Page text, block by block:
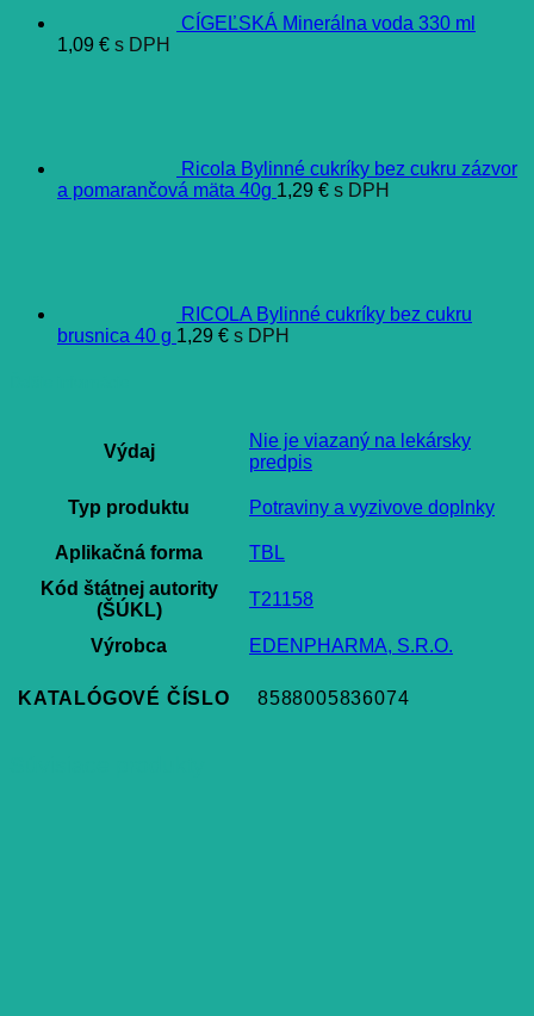
CÍGEĽSKÁ Minerálna voda 330 ml
1,09 € s DPH
Ricola Bylinné cukríky bez cukru zázvor
a pomarančová mäta 40g 1,29 € s DPH
RICOLA Bylinné cukríky bez cukru
brusnica 40 g 1,29 € s DPH
Výdaj
Nie je viazaný na lekársky
predpis
Typ produktu Potraviny a vyzivove doplnky
Aplikačná forma
TBL
Kód štátnej autority
(ŠÚKL)
T21158
Výrobca EDENPHARMA, S.R.O.
KATALÓGOVÉ ČÍSLO 8588005836074